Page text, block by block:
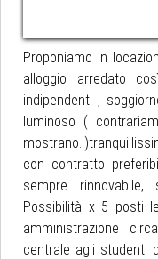
Proponiamo in
alloggio arredato
indipendenti ,
luminoso (
con contratto
sempre
Possibilità x 5 posti
amministrazione
centrale agli studenti